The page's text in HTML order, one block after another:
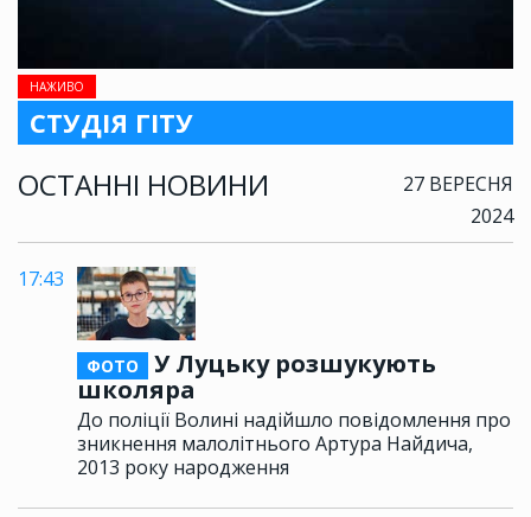
НАЖИВО
СТУДІЯ ГІТУ
ОСТАННІ НОВИНИ
27 ВЕРЕСНЯ
2024
17:43
ФОТО
У Луцьку розшукують
школяра
До поліції Волині надійшло повідомлення про
зникнення малолітнього Артура Найдича,
2013 року народження